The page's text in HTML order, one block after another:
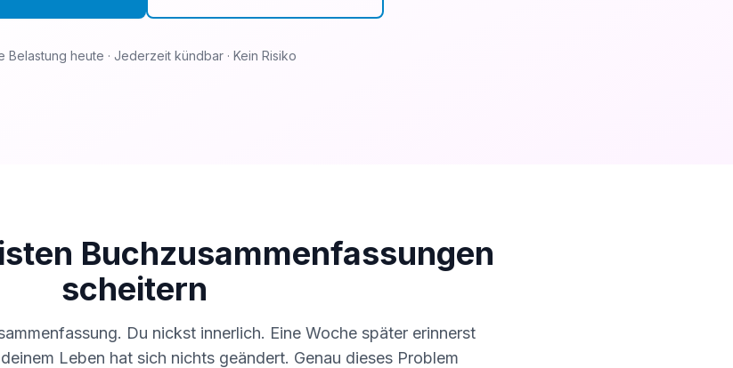
Belastung heute · Jederzeit kündbar · Kein Risiko
Buchzusammenfassungen
scheitern
Du nickst innerlich. Eine Woche später erinnerst
Leben hat sich nichts geändert. Genau dieses Problem